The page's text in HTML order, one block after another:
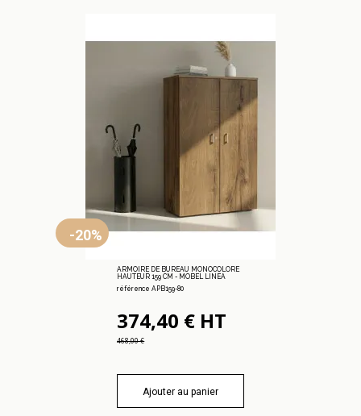
-20%
ARMOIRE DE BUREAU MONOCOLORE
HAUTEUR 159 CM - MOBEL LINEA
référence APB159-80
374,40 € HT
468,00 €
Ajouter au panier